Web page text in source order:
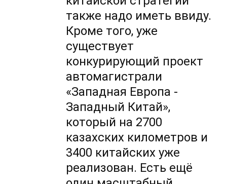
также надо иметь ввиду.
Кроме того, уже
существует
конкурирующий проект
автомагистрали
«Западная Европа -
Западный Китай»,
который на 2700
казахских километров и
3400 китайских уже
реализован. Есть ещё